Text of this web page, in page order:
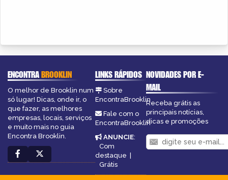
ENCONTRABROOKLIN
O melhor de Brooklin num
só lugar! Dicas, onde ir, o
que fazer, as melhores
empresas, locais, serviços
e muito mais no guia
Encontra Brooklin.
LINKS RÁPIDOS
Sobre
EncontraBrooklin
Fale com o
EncontraBrooklin
ANUNCIE:
Com
destaque |
Grátis
NOVIDADES POR E-
MAIL
Receba grátis as
principais notícias,
dicas e promoções